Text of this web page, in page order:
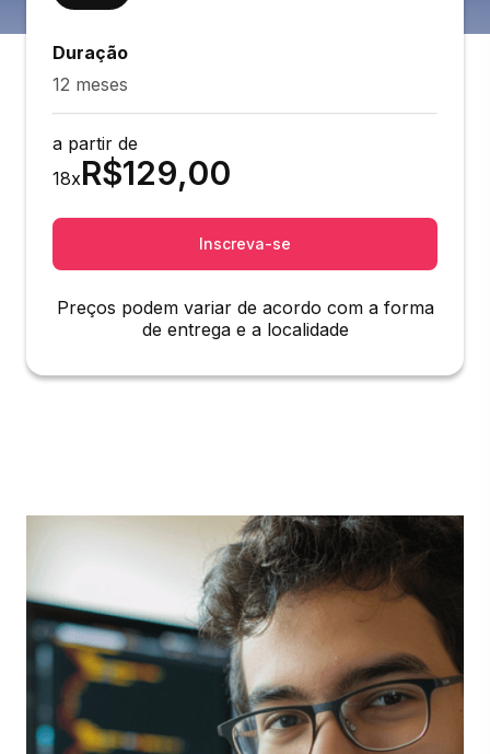
Duração
12 meses
a partir de
18xR$129,00
Inscreva-se
Preços podem variar de acordo com a forma
de entrega e a localidade